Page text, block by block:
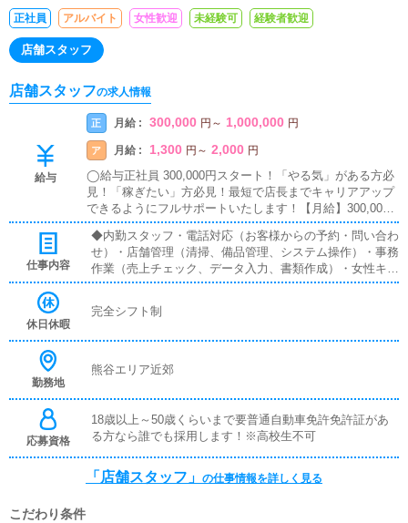
正社員 アルバイト 女性歓迎 未経験可 経験者歓迎
店舗スタッフ
店舗スタッフの求人情報
給与
正 月給 : 300,000 円 ～ 1,000,000 円
ア 月給 : 1,300 円 ～ 2,000 円
◯給与正社員 300,000円スタート！「やる気」がある方必
見！「稼ぎたい」方必見！最短で店長までキャリアアップ
できるようにフルサポートいたします！【月給】300,000
円+インセンティブ月給手取り40万〜50万円可
仕事内容
◆内勤スタッフ・電話対応（お客様からの予約・問い合わ
せ）・店舗管理（清掃、備品管理、システム操作）・事務
作業（売上チェック、データ入力、書類作成）・女性キャ
ストのサポート・相談対応・新人女性の指導・フォロー・
バー在籍キャストさんの送迎業務時間厳守、安全運転で目
休日休暇
完全シフト制
勤務地
熊谷エリア近郊
応募資格
18歳以上～50歳くらいまで要普通自動車免許免許証があ
る方なら誰でも採用します！※高校生不可
「店舗スタッフ」 の仕事情報を詳しく見る
こだわり条件